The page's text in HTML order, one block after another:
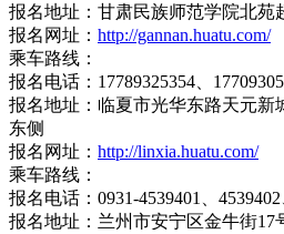
报名地址：甘肃民族师范学院北苑
报名网址： http://gannan.huatu.com/
乘车路线：
报名电话：17789325354、
报名地址：临夏市光华东路天元新
东侧
报名网址： http://linxia.huatu.com/
乘车路线：
报名电话：0931-4539401、
报名地址：兰州市安宁区金牛街17